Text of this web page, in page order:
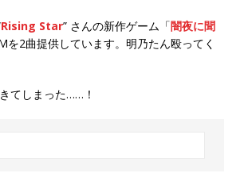
Rising Star” さんの新作ゲーム「闇夜に聞
を2曲提供しています。明乃たん殴ってく
てしまった……！